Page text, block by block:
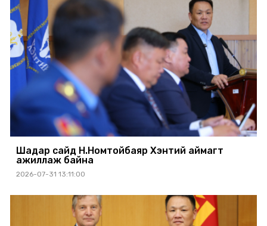
Шадар сайд Н.Номтойбаяр Хэнтий аймагт
ажиллаж байна
2026-07-31 13:11:00